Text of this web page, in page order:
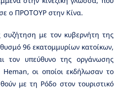
ο ΠΡΟΤΟΥΡ στην Κίνα.
με τον κυβερνήτη της
96 εκατομμυρίων κατοίκων,
τον υπεύθυνο της οργάνωσης
Heman, οι οποίοι εκδήλωσαν το
με τη Ρόδο στον τουριστικό